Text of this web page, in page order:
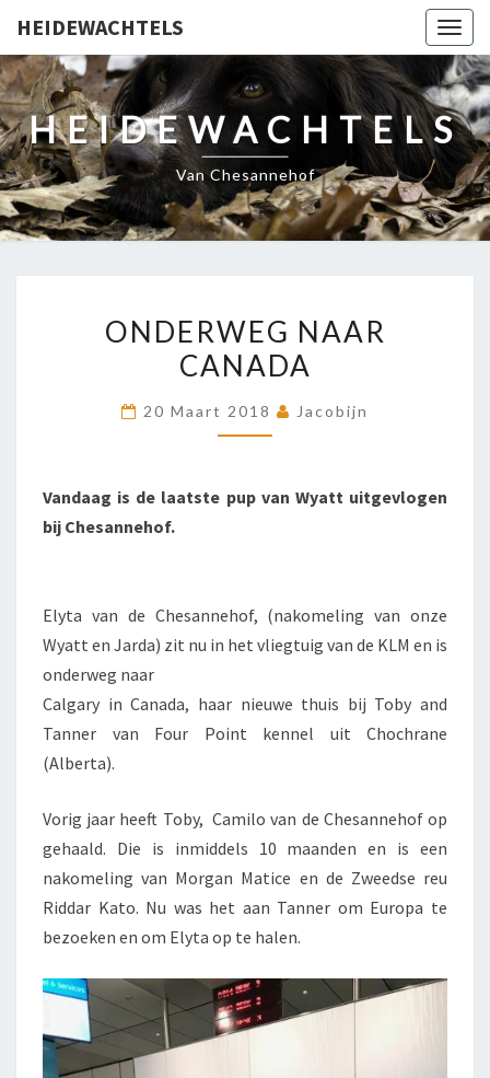
HEIDEWACHTELS
HEIDEWACHTELS
Van Chesannehof
NAAR
CANADA
ONDERWEG NAAR
CANADA
20 Maart 2018 Jacobijn
Vandaag is de laatste pup van Wyatt uitgevlogen
bij Chesannehof.
Elyta van de Chesannehof, (nakomeling van onze
Wyatt en Jarda) zit nu in het vliegtuig van de KLM en is
onderweg naar
Calgary in Canada, haar nieuwe thuis bij Toby and
Tanner van Four Point kennel uit Chochrane
(Alberta).
Vorig jaar heeft Toby, Camilo van de Chesannehof op
gehaald. Die is inmiddels 10 maanden en is een
nakomeling van Morgan Matice en de Zweedse reu
Riddar Kato. Nu was het aan Tanner om Europa te
bezoeken en om Elyta op te halen.